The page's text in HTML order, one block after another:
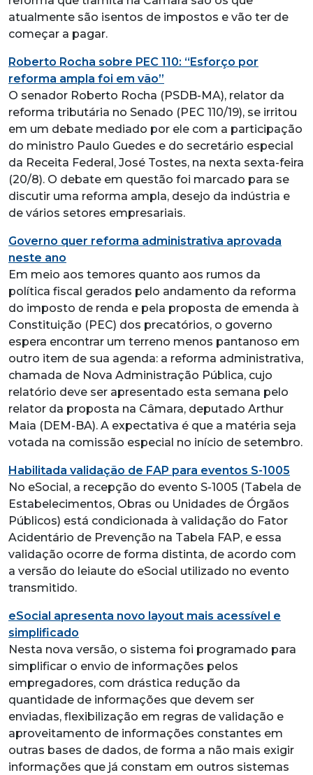
atualmente são isentos de impostos e vão ter de
começar a pagar.
Roberto Rocha sobre PEC 110: “Esforço por
reforma ampla foi em vão”
O senador Roberto Rocha (PSDB-MA), relator da
reforma tributária no Senado (PEC 110/19), se irritou
em um debate mediado por ele com a participação
do ministro Paulo Guedes e do secretário especial
da Receita Federal, José Tostes, na nexta sexta-feira
(20/8). O debate em questão foi marcado para se
discutir uma reforma ampla, desejo da indústria e
de vários setores empresariais.
Governo quer reforma administrativa aprovada
neste ano
Em meio aos temores quanto aos rumos da
política fiscal gerados pelo andamento da reforma
do imposto de renda e pela proposta de emenda à
Constituição (PEC) dos precatórios, o governo
espera encontrar um terreno menos pantanoso em
outro item de sua agenda: a reforma administrativa,
chamada de Nova Administração Pública, cujo
relatório deve ser apresentado esta semana pelo
relator da proposta na Câmara, deputado Arthur
Maia (DEM-BA). A expectativa é que a matéria seja
votada na comissão especial no início de setembro.
Habilitada validação de FAP para eventos S-1005
No eSocial, a recepção do evento S-1005 (Tabela de
Estabelecimentos, Obras ou Unidades de Órgãos
Públicos) está condicionada à validação do Fator
Acidentário de Prevenção na Tabela FAP, e essa
validação ocorre de forma distinta, de acordo com
a versão do leiaute do eSocial utilizado no evento
transmitido.
eSocial apresenta novo layout mais acessível e
simplificado
Nesta nova versão, o sistema foi programado para
simplificar o envio de informações pelos
empregadores, com drástica redução da
quantidade de informações que devem ser
enviadas, flexibilização em regras de validação e
aproveitamento de informações constantes em
outras bases de dados, de forma a não mais exigir
informações que já constam em outros sistemas